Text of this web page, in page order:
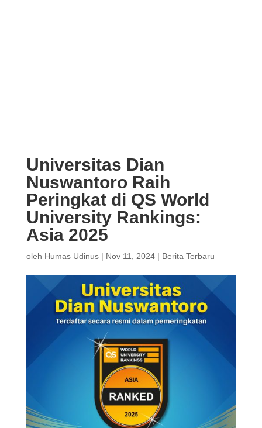
Universitas Dian
Nuswantoro Raih
Peringkat di QS World
University Rankings:
Asia 2025
oleh Humas Udinus| Nov 11, 2024| Berita Terbaru